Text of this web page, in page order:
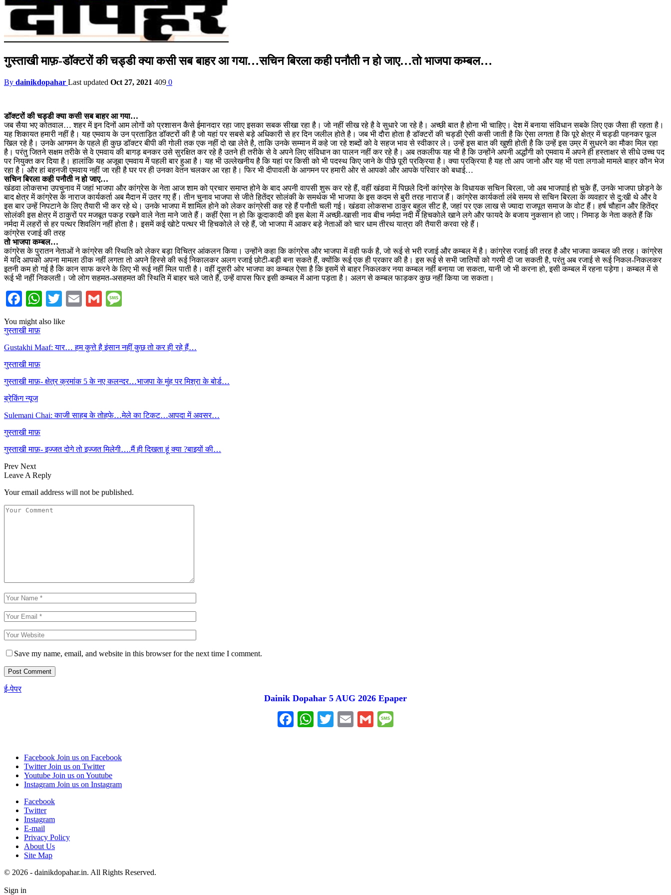
गुस्ताखी माफ़-डॉक्टरों की चड्डी क्या कसी सब बाहर आ गया…सचिन बिरला कही पनौती न हो जाए…तो भाजपा कम्बल…
By dainikdopahar Last updated Oct 27, 2021 409 0
डॉक्टरों की चड्डी क्या कसी सब बाहर आ गया…
जब सैया भए कोतवाल… शहर में इन दिनों आम लोगों को प्रशासन कैसे ईमानदार रहा जाए इसका सबक सीखा रहा है। जो नहीं सीख रहे है वे सुधारे जा रहे है। अच्छी बात है होना भी चाहिए। देश में बनाया संविधान सबके लिए एक जैसा ही रहता है।
यह शिकायत हमारी नहीं है। यह एमवाय के उन प्रताड़ित डॉक्टरों की है जो यहां पर सबसे बड़े अधिकारी से हर दिन जलील होते है। जब भी दौरा होता है डॉक्टरों की चड्डी ऐसी कसी जाती है कि ऐसा लगता है कि पूरे क्षेत्र में चड्डी पहनकर फूल
खिल रहे है। उनके आगमन के पहले ही कुछ डॉक्टर बीपी की गोली तक एक नहीं दो खा लेते है, ताकि उनके सम्मान में कहे जा रहे शब्दों को वे सहज भाव से स्वीकार ले। उन्हें इस बात की खुशी होती है कि उन्हें इस उम्र में सुधरने का मौका मिल रहा
है। परंतु जितने सक्षम तरीके से वे एमवाय की बागड़ बनकर उसे सुरक्षित कर रहे है उतने ही तरीके से वे अपने लिए संविधान का पालन नहीं कर रहे है। अब तकलीफ यह भी है कि उन्होंने अपनी अर्द्धांगी को एमवाय में अपने ही हस्ताक्षर से सीधे उच्च पद
पर नियुक्त कर दिया है। हालांकि यह अजूबा एमवाय में पहली बार हुआ है। यह भी उल्लेखनीय है कि यहां पर किसी को भी पदस्थ किए जाने के पीछे पूरी प्रक्रिया है। क्या प्रक्रिया है यह तो आप जानो और यह भी पता लगाओ मामले बाहर कौन भेज
रहा है। और हां बहनजी एमवाय नहीं जा रही है घर पर ही उनका वेतन चलकर आ रहा है। फिर भी दीपावली के आगमन पर हमारी ओर से आपको और आपके परिवार को बधाई…
सचिन बिरला कही पनौती न हो जाए…
खंडवा लोकसभा उपचुनाव में जहां भाजपा और कांग्रेस के नेता आज शाम को प्रचार समाप्त होने के बाद अपनी वापसी शुरू कर रहे हैं, वहीं खंडवा में पिछले दिनों कांग्रेस के विधायक सचिन बिरला, जो अब भाजपाई हो चुके हैं, उनके भाजपा छोड़ने के
बाद क्षेत्र में कांग्रेस के नाराज कार्यकर्ता अब मैदान में उतर गए हैं। तीन चुनाव भाजपा से जीते हितेंद्र सोलंकी के समर्थक भी भाजपा के इस कदम से बुरी तरह नाराज हैं। कांग्रेस कार्यकर्ता लंबे समय से सचिन बिरला के व्यवहार से दु:खी थे और वे
इस बार उन्हें निपटाने के लिए तैयारी भी कर रहे थे। उनके भाजपा में शामिल होने को लेकर कांग्रेसी कह रहे हैं पनौती चली गई। खंडवा लोकसभा ठाकुर बहुल सीट है, जहां पर एक लाख से ज्यादा राजपूत समाज के वोट हैं। हर्ष चौहान और हितेंद्र
सोलंकी इस क्षेत्र में ठाकुरों पर मजबूत पकड़ रखने वाले नेता माने जाते हैं। कहीं ऐसा न हो कि कूदाकादी की इस बेला में अच्छी-खासी नाव बीच नर्मदा नदी में हिचकोले खाने लगे और फायदे के बजाय नुकसान हो जाए। निमाड़ के नेता कहते हैं कि
नर्मदा में लहरों से हर पत्थर शिवलिंग नहीं होता है। इसमें कई खोटे पत्थर भी हिचकोले ले रहे हैं, जो भाजपा में आकर बड़े नेताओं को चार धाम तीरथ यात्रा की तैयारी करवा रहे हैं।
कांग्रेस रजाई की तरह
तो भाजपा कम्बल…
कांग्रेस के पुरातन नेताओं ने कांग्रेस की स्थिति को लेकर बड़ा विचित्र आंकलन किया। उन्होंने कहा कि कांग्रेस और भाजपा में वही फर्क है, जो रूई से भरी रजाई और कम्बल में है। कांग्रेस रजाई की तरह है और भाजपा कम्बल की तरह। कांग्रेस
में यदि आपको अपना मामला ठीक नहीं लगता तो अपने हिस्से की रूई निकालकर अलग रजाई छोटी-बड़ी बना सकते हैं, क्योंकि रूई एक ही प्रकार की है। इस रूई से सभी जातियों को गरमी दी जा सकती है, परंतु अब रजाई से रूई निकल-निकलकर
इतनी कम हो गई है कि कान साफ करने के लिए भी रूई नहीं मिल पाती है। वहीं दूसरी ओर भाजपा का कम्बल ऐसा है कि इसमें से बाहर निकलकर नया कम्बल नहीं बनाया जा सकता, यानी जो भी करना हो, इसी कम्बल में रहना पड़ेगा। कम्बल में से
रूई भी नहीं निकलती। जो लोग सहमत-असहमत की स्थिति में बाहर चले जाते हैं, उन्हें वापस फिर इसी कम्बल में आना पड़ता है। अलग से कम्बल फाड़कर कुछ नहीं किया जा सकता।
Facebook
WhatsApp
Twitter
EmailGmail
You might also like
गुस्ताखी माफ़
Gustakhi Maaf: यार… हम कुत्ते है इंसान नहीं कुछ तो कर ही रहे हैं…
गुस्ताखी माफ़
गुस्ताखी माफ़- क्षेत्र क्रमांक 5 के नए कलन्दर…भाजपा के मुंह पर मिश्रा के बोर्ड…
ब्रेकिंग न्यूज
Sulemani Chai: काजी साहब के तोहफे…मेले का टिकट…आपदा में अवसर…
गुस्ताखी माफ़
गुस्ताखी माफ़- इज्जत दोगे तो इज्जत मिलेगी….मैं ही दिखता हूं क्या ?बाइयों की…
Prev Next
Leave A Reply
Your email address will not be published.
Save my name, email, and website in this browser for the next time I comment.
ई-पेपर
Dainik Dopahar 5 AUG 2026 Epaper
Facebook
WhatsApp
Twitter
EmailGmail
Facebook Join us on Facebook
Twitter Join us on Twitter
Youtube Join us on Youtube
Instagram Join us on Instagram
Facebook
Twitter
Instagram
E-mail
Privacy Policy
About Us
Site Map
© 2026 - dainikdopahar.in. All Rights Reserved.
Sign in